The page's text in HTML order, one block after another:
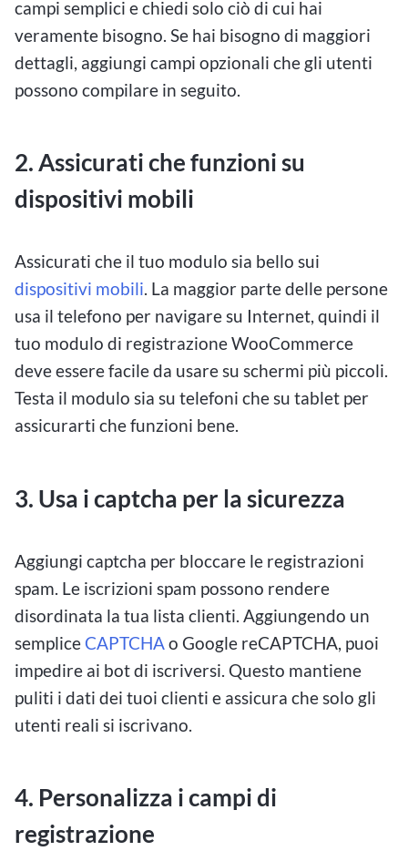
campi semplici e chiedi solo ciò di cui hai
veramente bisogno. Se hai bisogno di maggiori
dettagli, aggiungi campi opzionali che gli utenti
possono compilare in seguito.
2. Assicurati che funzioni su
dispositivi mobili
Assicurati che il tuo modulo sia bello sui
dispositivi mobili. La maggior parte delle persone
usa il telefono per navigare su Internet, quindi il
tuo modulo di registrazione WooCommerce
deve essere facile da usare su schermi più piccoli.
Testa il modulo sia su telefoni che su tablet per
assicurarti che funzioni bene.
3. Usa i captcha per la sicurezza
Aggiungi captcha per bloccare le registrazioni
spam. Le iscrizioni spam possono rendere
disordinata la tua lista clienti. Aggiungendo un
semplice CAPTCHAo Google reCAPTCHA, puoi
impedire ai bot di iscriversi. Questo mantiene
puliti i dati dei tuoi clienti e assicura che solo gli
utenti reali si iscrivano.
4. Personalizza i campi di
registrazione